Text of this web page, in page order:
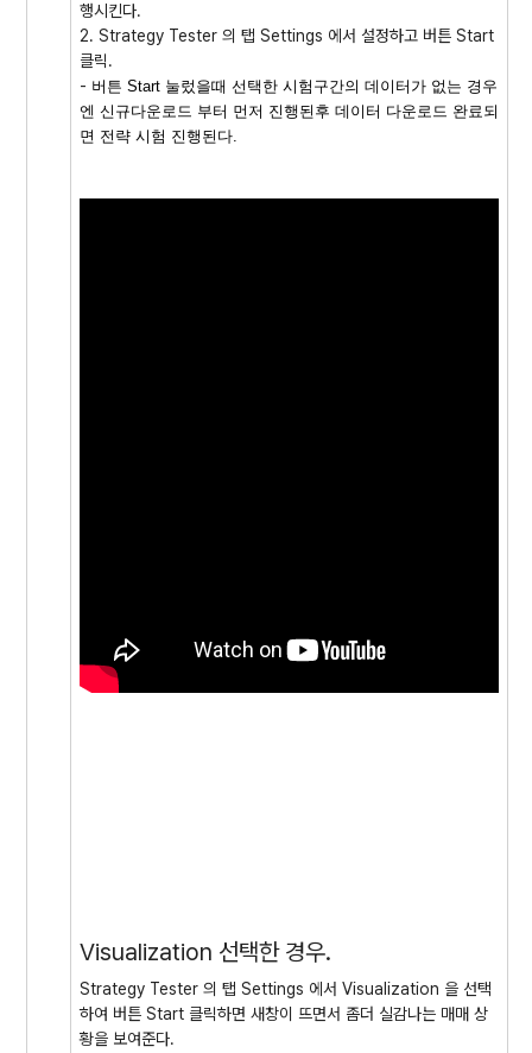
행시킨다.
2. Strategy Tester 의 탭 Settings 에서 설정하고 버튼 Start
클릭.
- 버튼 Start 눌렀을때 선택한 시험구간의 데이터가 없는 경우
엔 신규다운로드 부터 먼저 진행된후 데이터 다운로드 완료되
면 전략 시험 진행된다.
Visualization 선택한 경우.
Strategy Tester 의 탭 Settings 에서 Visualization 을 선택
하여 버튼 Start 클릭하면 새창이 뜨면서 좀더 실감나는 매매 상
황을 보여준다.